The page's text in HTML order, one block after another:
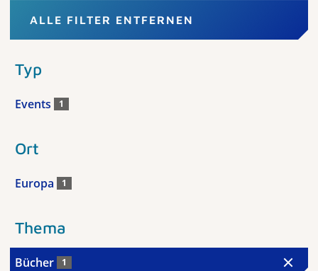
ALLE FILTER ENTFERNEN
Typ
Events 1
Ort
Europa 1
Thema
Bücher 1